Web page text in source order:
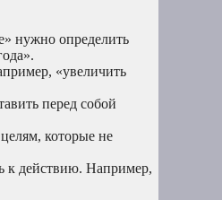
нужно определить
«увеличить
перед собой
которые не
к действию. Например,